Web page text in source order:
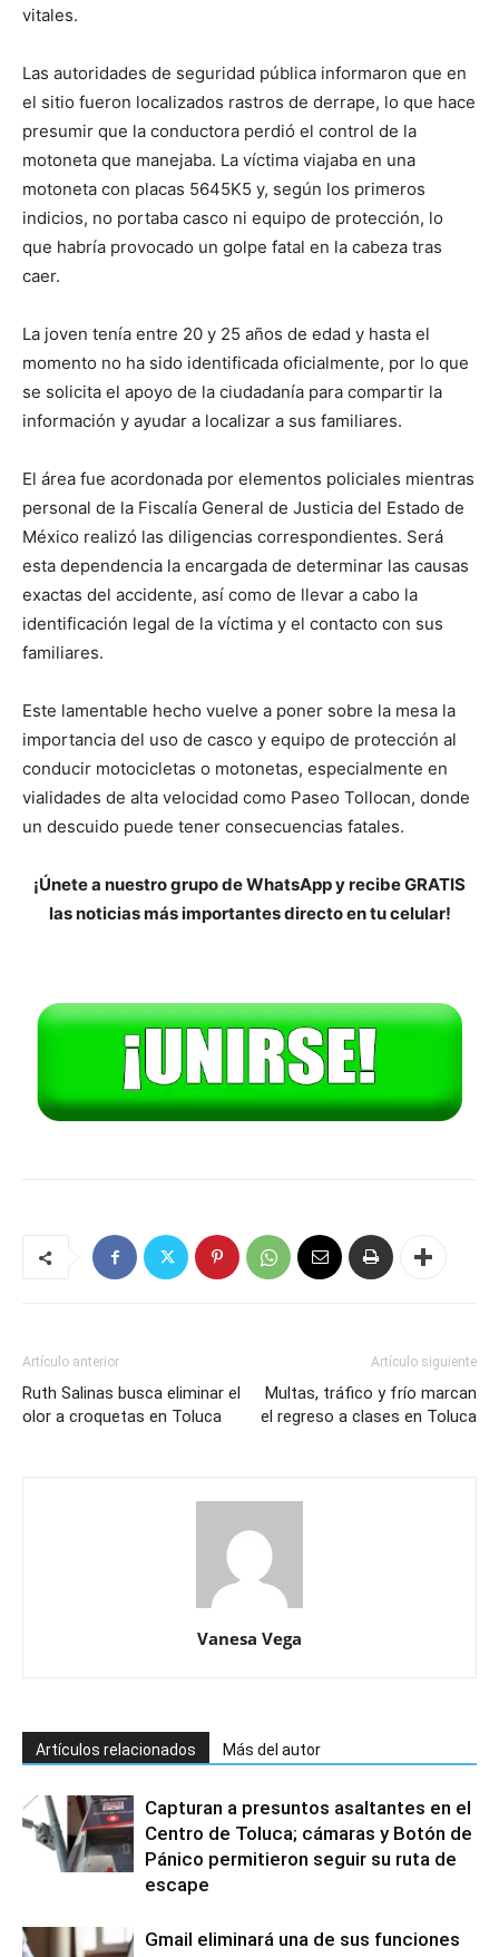
vitales.
Las autoridades de seguridad pública informaron que en
el sitio fueron localizados rastros de derrape, lo que hace
presumir que la conductora perdió el control de la
motoneta que manejaba. La víctima viajaba en una
motoneta con placas 5645K5 y, según los primeros
indicios, no portaba casco ni equipo de protección, lo
que habría provocado un golpe fatal en la cabeza tras
caer.
La joven tenía entre 20 y 25 años de edad y hasta el
momento no ha sido identificada oficialmente, por lo que
se solicita el apoyo de la ciudadanía para compartir la
información y ayudar a localizar a sus familiares.
El área fue acordonada por elementos policiales mientras
personal de la Fiscalía General de Justicia del Estado de
México realizó las diligencias correspondientes. Será
esta dependencia la encargada de determinar las causas
exactas del accidente, así como de llevar a cabo la
identificación legal de la víctima y el contacto con sus
familiares.
Este lamentable hecho vuelve a poner sobre la mesa la
importancia del uso de casco y equipo de protección al
conducir motocicletas o motonetas, especialmente en
vialidades de alta velocidad como Paseo Tollocan, donde
un descuido puede tener consecuencias fatales.
¡Únete a nuestro grupo de WhatsApp y recibe GRATIS
las noticias más importantes directo en tu celular!
Artículo anterior
Ruth Salinas busca eliminar el
olor a croquetas en Toluca
Artículo siguiente
Multas, tráfico y frío marcan
el regreso a clases en Toluca
Vanesa Vega
Artículos relacionados Más del autor
Capturan a presuntos asaltantes en el
Centro de Toluca; cámaras y Botón de
Pánico permitieron seguir su ruta de
escape
Gmail eliminará una de sus funciones